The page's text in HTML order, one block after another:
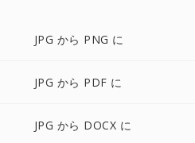
JPG から PNG に
JPG から PDF に
JPG から DOCX に